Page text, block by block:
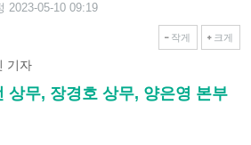
2023-05-10 09:19
작게 크게
기자
상무, 장경호 상무, 양은영 본부